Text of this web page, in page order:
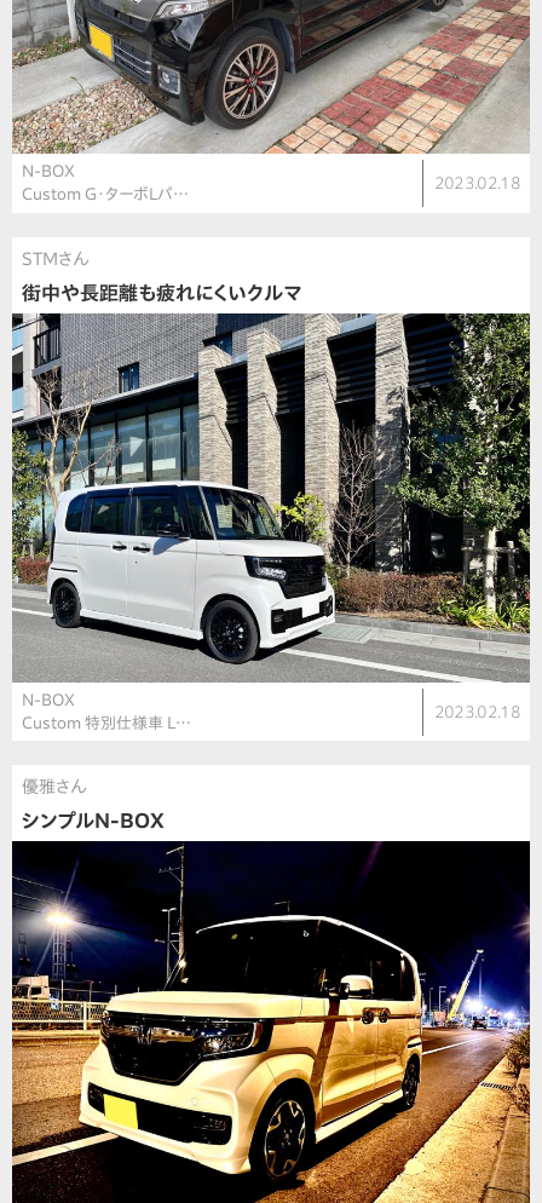
N-BOX
Custom G・ターボLパ…
2023.02.18
STMさん
街中や長距離も疲れにくいクルマ
N-BOX
Custom 特別仕様車 L…
2023.02.18
優雅さん
シンプルN-BOX